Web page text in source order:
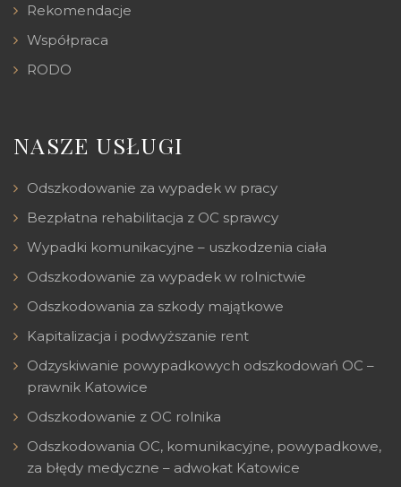
Rekomendacje
Współpraca
RODO
NASZE USŁUGI
Odszkodowanie za wypadek w pracy
Bezpłatna rehabilitacja z OC sprawcy
Wypadki komunikacyjne – uszkodzenia ciała
Odszkodowanie za wypadek w rolnictwie
Odszkodowania za szkody majątkowe
Kapitalizacja i podwyższanie rent
Odzyskiwanie powypadkowych odszkodowań OC –
prawnik Katowice
Odszkodowanie z OC rolnika
Odszkodowania OC, komunikacyjne, powypadkowe,
za błędy medyczne – adwokat Katowice